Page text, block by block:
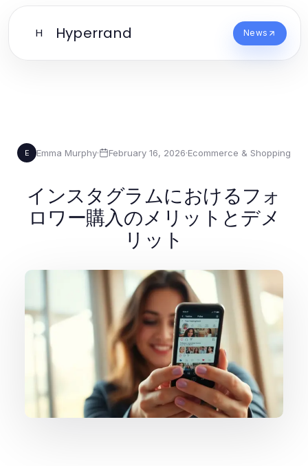
H Hyperrand News
E Emma Murphy· February 16, 2026·Ecommerce & Shopping
インスタグラムにおけるフォ
ロワー購入のメリットとデメ
リット